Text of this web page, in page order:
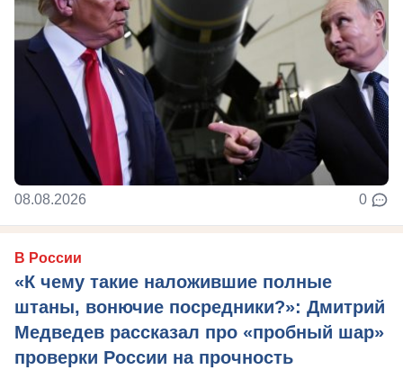
08.08.2026 0
В России
«К чему такие наложившие полные
штаны, вонючие посредники?»: Дмитрий
Медведев рассказал про «пробный шар»
проверки России на прочность